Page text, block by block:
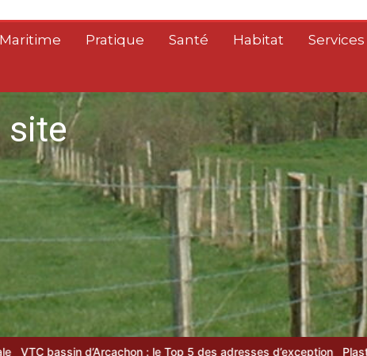
Pratique Santé Habitat
site
: le Top 5 des adresses d’exception Plasturgie durable en